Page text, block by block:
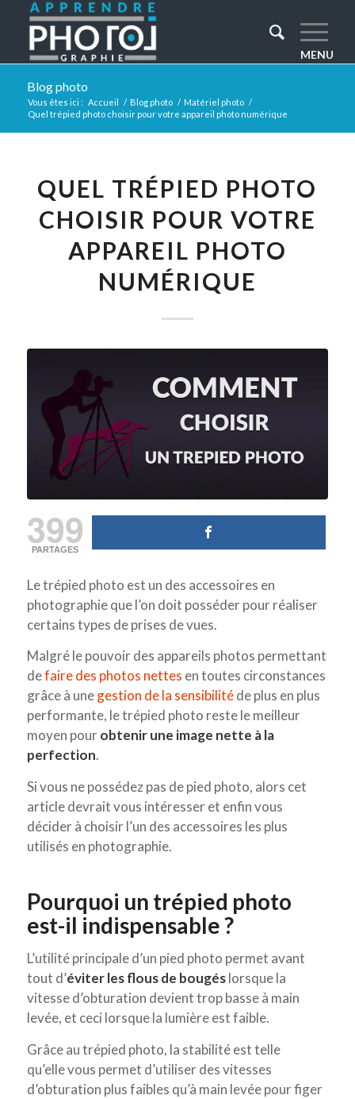
Blog photo
Vous êtes ici : Accueil / Blog photo / Matériel photo /
Quel trépied photo choisir pour votre appareil photo numérique
QUEL TRÉPIED PHOTO
CHOISIR POUR VOTRE
APPAREIL PHOTO
NUMÉRIQUE
399
PARTAGES
Le trépied photo est un des accessoires en
photographie que l’on doit posséder pour réaliser
certains types de prises de vues.
Malgré le pouvoir des appareils photos permettant
defaire des photos nettes en toutes circonstances
grâce à unegestion de la sensibilitéde plus en plus
performante, le trépied photo reste le meilleur
moyen pourobtenir une image nette à la
perfection.
Si vous ne possédez pas de pied photo, alors cet
article devrait vous intéresser et enfin vous
décider à choisir l’un des accessoires les plus
utilisés en photographie.
Pourquoi un trépied photo
est-il indispensable ?
L’utilité principale d’un pied photo permet avant
tout d’éviter les flous de bougéslorsque la
vitesse d’obturation devient trop basse à main
levée, et ceci lorsque la lumière est faible.
Grâce au trépied photo, la stabilité est telle
qu’elle vous permet d’utiliser des vitesses
d’obturation plus faibles qu’à main levée pour figer